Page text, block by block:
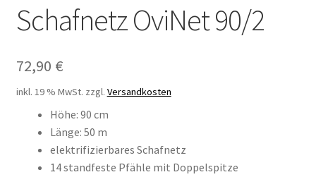
Schafnetz OviNet 90/2
72,90 €
inkl. 19 % MwSt. zzgl. Versandkosten
Höhe: 90 cm
Länge: 50 m
elektrifizierbares Schafnetz
14 standfeste Pfähle mit Doppelspitze